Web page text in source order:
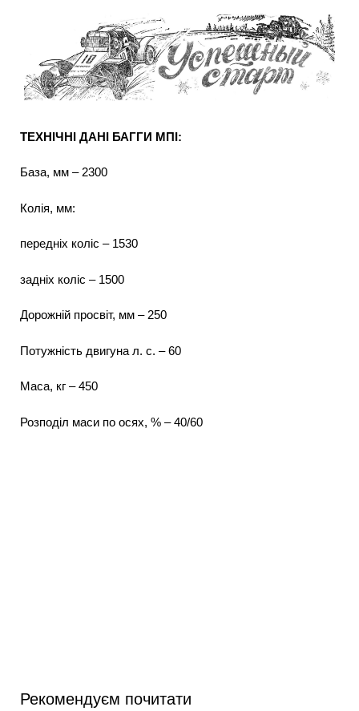
ТЕХНІЧНІ ДАНІ БАГГИ МПІ:
База, мм – 2300
Колія, мм:
передніх коліс – 1530
задніх коліс – 1500
Дорожній просвіт, мм – 250
Потужність двигуна л. с. – 60
Маса, кг – 450
Розподіл маси по осях, % – 40/60
Рекомендуєм почитати